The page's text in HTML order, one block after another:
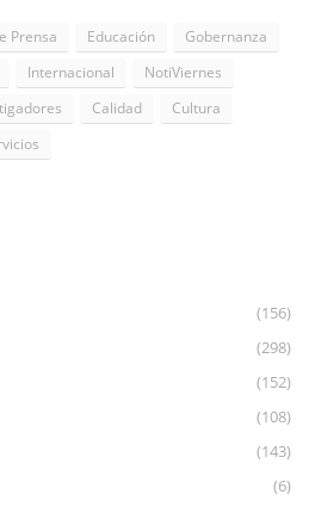
Prensa Educación
Gobernanza
Internacional
NotiViernes
Calidad
Cultura
(156)
(298)
(152)
(108)
(143)
(6)